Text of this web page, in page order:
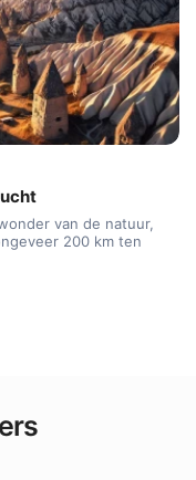
van de natuur,
200 km ten